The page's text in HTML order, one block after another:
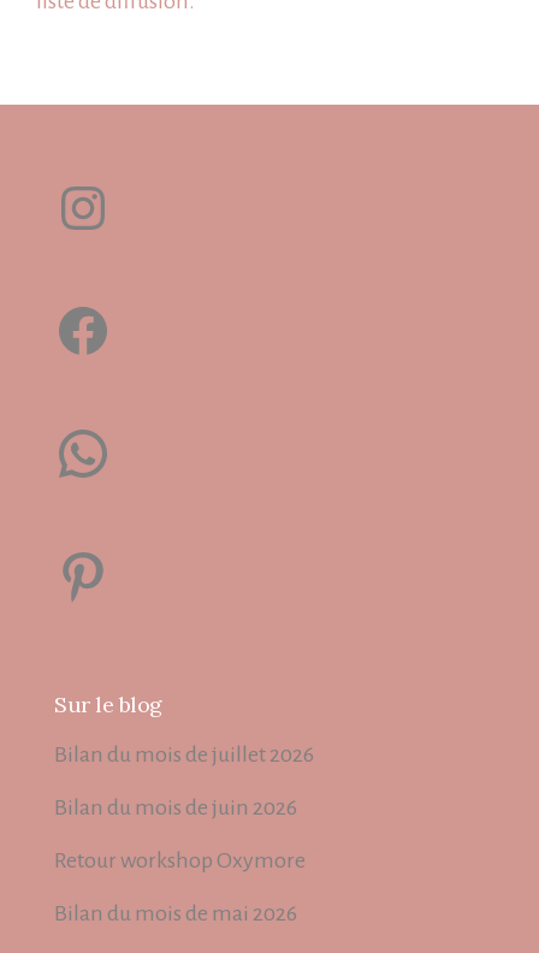
Instagram
Facebook
WhatsApp
Pinterest
Sur le blog
Bilan du mois de juillet 2026
Bilan du mois de juin 2026
Retour workshop Oxymore
Bilan du mois de mai 2026